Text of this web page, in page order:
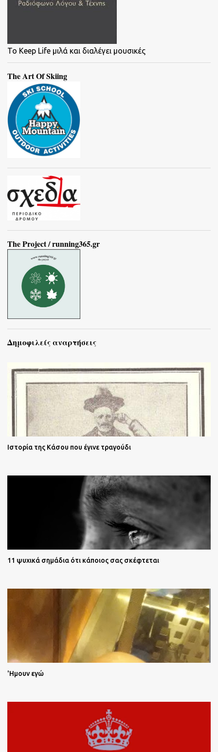
To Keep Life μιλά και διαλέγει μουσικές
The Art Of Skiing
The Project / running365.gr
Δημοφιλείς αναρτήσεις
Ιστορία της Κάσου που έγινε τραγούδι
11 ψυχικά σημάδια ότι κάποιος σας σκέφτεται
'Ημουν εγώ